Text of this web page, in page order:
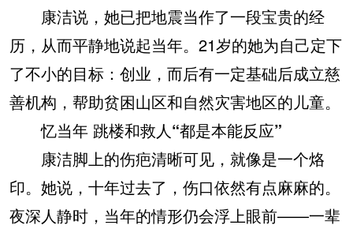
康洁说，她已把地震当作了一段宝贵的经
历，从而平静地说起当年。21岁的她为自己定下
了不小的目标：创业，而后有一定基础后成立慈
善机构，帮助贫困山区和自然灾害地区的儿童。
忆当年 跳楼和救人“都是本能反应”
康洁脚上的伤疤清晰可见，就像是一个烙
印。她说，十年过去了，伤口依然有点麻麻的。
夜深人静时，当年的情形仍会浮上眼前——一辈